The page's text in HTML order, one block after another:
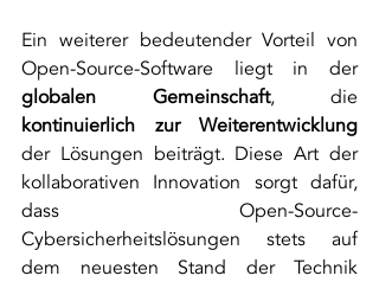
Ein weiterer bedeutender Vorteil von
Open-Source-Software liegt in der
globalen Gemeinschaft
der Lösungen beiträgt. Diese Art der
kollaborativen Innovation sorgt dafür,
dass Open-Source-
Cybersicherheitslösungen stets auf
dem neuesten Stand der Technik